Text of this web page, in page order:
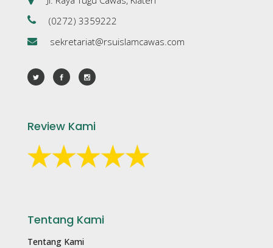
(0272) 3359222
sekretariat@rsuislamcawas.com
Review Kami
Tentang Kami
Tentang Kami